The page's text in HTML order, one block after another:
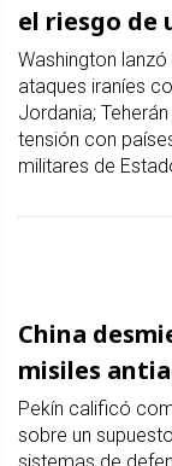
el riesgo de
Washington
ataques iraníes
Jordania;
tensión con
militares de
China
misiles
Pekín calificó
sobre un